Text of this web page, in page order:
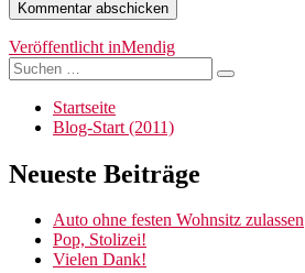
Beitragsnavigation
Veröffentlicht inMendig
Suchen
nach:
Suchen
Startseite
Blog-Start (2011)
Neueste Beiträge
Auto ohne festen Wohnsitz zulassen
Pop, Stolizei!
Vielen Dank!